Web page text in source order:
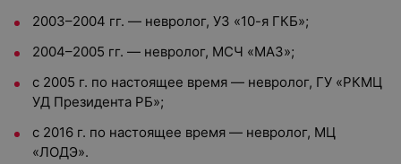
2003–2004 гг. — невролог, УЗ «10-я ГКБ»;
2004–2005 гг. — невролог, МСЧ «МАЗ»;
с 2005 г. по настоящее время — невролог, ГУ «РКМЦ
УД Президента РБ»;
с 2016 г. по настоящее время — невролог, МЦ
«ЛОДЭ».